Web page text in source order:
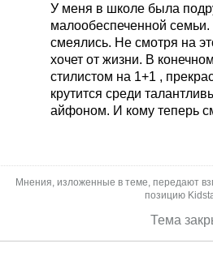
У меня в школе была
малообеспеченной
смеялись. Не смотря на
хочет от жизни. В
стилистом на 1+1 ,
крутится среди
айфоном. И кому теперь
Мнения, изложенные в теме, передают
позицию
Тема